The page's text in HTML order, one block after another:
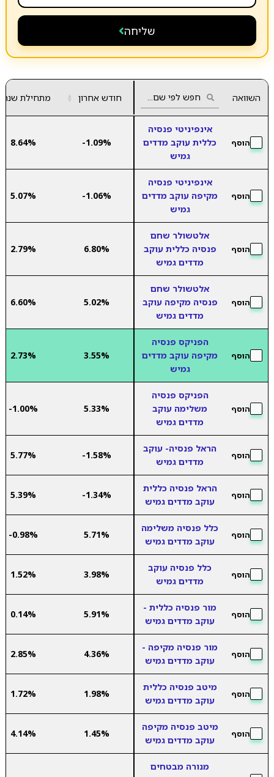
שליחה
השוואה חודש אחרון ▲
▼ מתחילת שנה
הוסף
אינפיניטי פנסיה
כללית עוקב מדדים
גמיש
-1.09%
8.64%
הוסף
אינפיניטי פנסיה
מקיפה עוקב מדדים
גמיש
-1.06%
5.07%
הוסף
אלטשולר שחם
פנסיה כללית עוקב
מדדים גמיש
6.80%
2.79%
הוסף
אלטשולר שחם
פנסיה מקיפה עוקב
מדדים גמיש
5.02%
6.60%
הוסף
הפניקס פנסיה
מקיפה עוקב מדדים
גמיש
3.55%
2.73%
הוסף
הפניקס פנסיה
משלימה עוקב
מדדים גמיש
5.33%
-1.00%
הוסף
הראל פנסיה- עוקב
מדדים גמיש
-1.58%
5.77%
הוסף
הראל פנסיה כללית
עוקב מדדים גמיש
-1.34%
5.39%
הוסף
כלל פנסיה משלימה
עוקב מדדים גמיש
5.71%
-0.98%
הוסף
כלל פנסיה עוקב
מדדים גמיש
3.98%
1.52%
הוסף
מור פנסיה כללית -
עוקב מדדים גמיש
5.91%
0.14%
הוסף
מור פנסיה מקיפה -
עוקב מדדים גמיש
4.36%
2.85%
הוסף
מיטב פנסיה כללית
עוקב מדדים גמיש
1.98%
1.72%
הוסף
מיטב פנסיה מקיפה
עוקב מדדים גמיש
1.45%
4.14%
מנורה מבטחים